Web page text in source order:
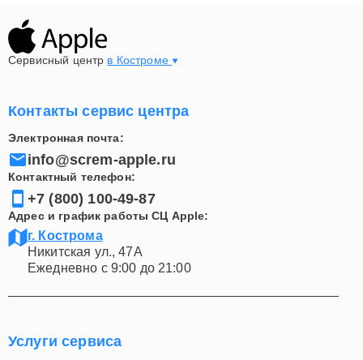
Сервисный центр в Костроме
Контакты сервис центра
Электронная почта:
info@screm-apple.ru
Контактный телефон:
+7 (800) 100-49-87
Адрес и график работы СЦ Apple:
г. Кострома
Никитская ул., 47А
Ежедневно с 9:00 до 21:00
Услуги сервиса